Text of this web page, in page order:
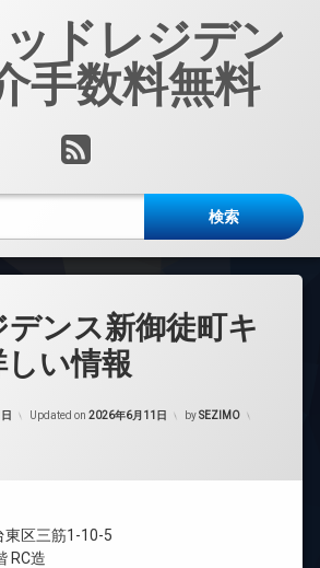
ドレジデン
手数料無料
RSS
検索:
ンス新御徒町キ
い情報
Updated on 2026年6月11日 bySEZIMO
区三筋1-10-5
造